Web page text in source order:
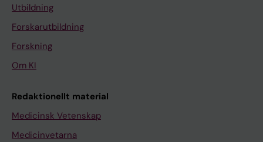
Utbildning
Forskarutbildning
Forskning
Om KI
Redaktionellt material
Medicinsk Vetenskap
Medicinvetarna